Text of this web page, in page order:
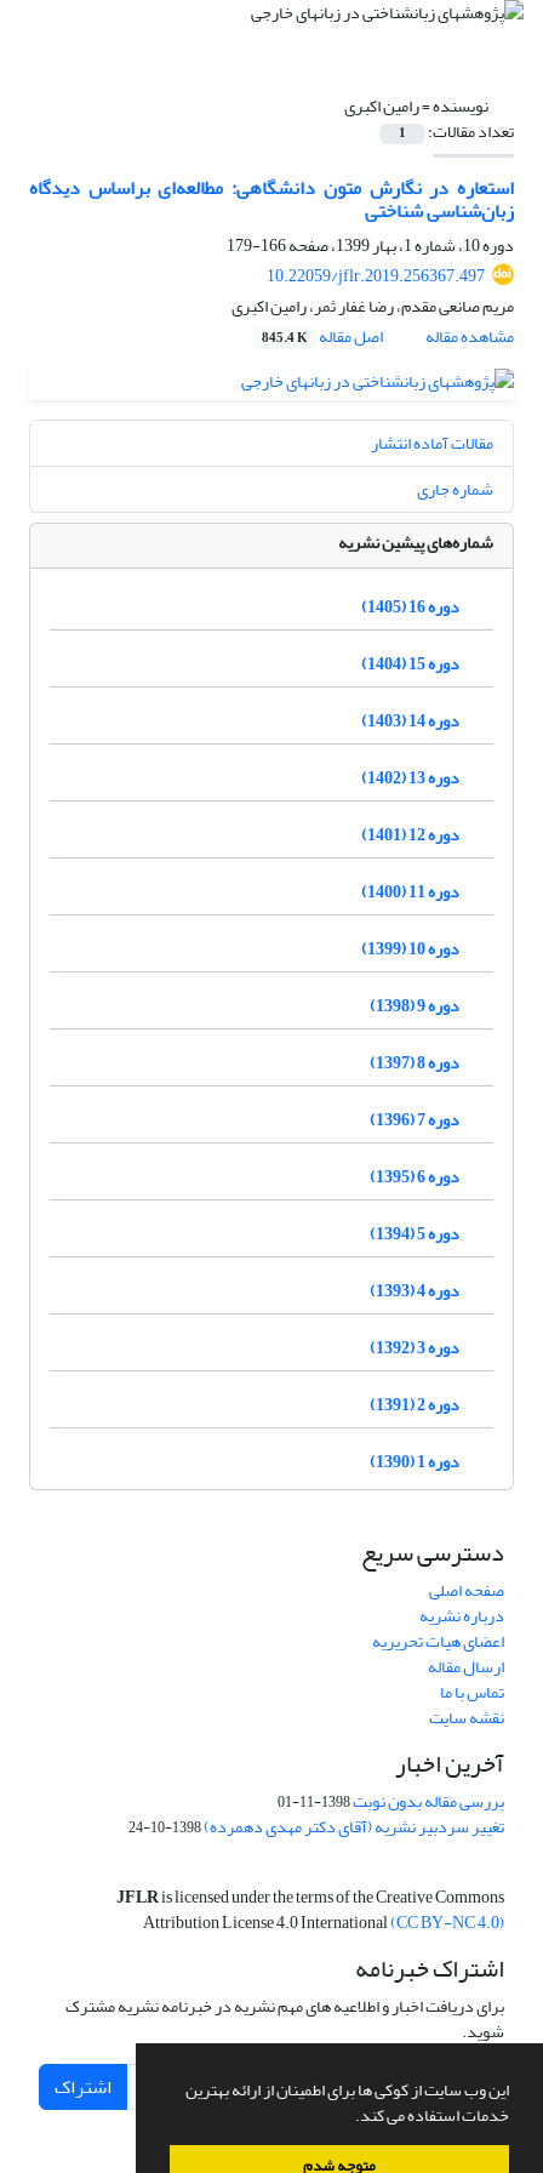
این وب سایت از کوکی ها برای اطمینان از ارائه بهترین
خدمات استفاده می کند.
متوجه شدم
نویسنده =رامین اکبری
تعداد مقالات: 1
استعاره‌ در نگارش متون دانشگاهی: مطالعه‌ای براساس دیدگاه
زبان‌شناسی شناختی
دوره 10، شماره 1، بهار 1399، صفحه
166-179
10.22059/jflr.2019.256367.497
مریم صانعی مقدم، رضا غفار ثمر، رامین اکبری
مشاهده مقاله
اصل مقاله 845.4 K
مقالات آماده انتشار
شماره جاری
شماره‌های پیشین نشریه
دوره 16 (1405)
دوره 15 (1404)
دوره 14 (1403)
دوره 13 (1402)
دوره 12 (1401)
دوره 11 (1400)
دوره 10 (1399)
دوره 9 (1398)
دوره 8 (1397)
دوره 7 (1396)
دوره 6 (1395)
دوره 5 (1394)
دوره 4 (1393)
دوره 3 (1392)
دوره 2 (1391)
دوره 1 (1390)
دسترسی سریع
صفحه اصلی
درباره نشریه
اعضای هیات تحریریه
ارسال مقاله
تماس با ما
نقشه سایت
آخرین اخبار
بررسی مقاله بدون نوبت1398-11-01
تغییر سردبیر نشریه (آقای دکتر مهدی دهمرده)1398-10-24
JFLRis licensed under the terms of the Creative Commons
Attribution License 4.0 International(CC BY-NC 4.0)
اشتراک خبرنامه
برای دریافت اخبار و اطلاعیه های مهم نشریه در خبرنامه نشریه مشترک
شوید.
اشتراک